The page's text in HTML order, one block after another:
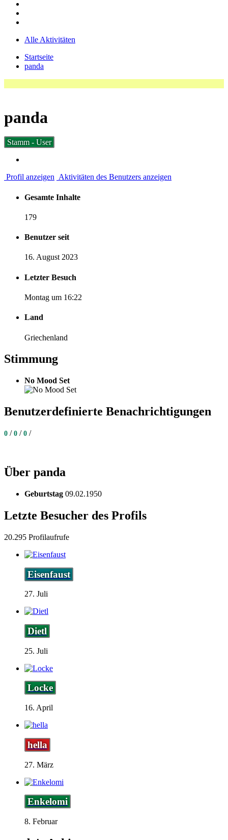
Alle Aktivitäten
Startseite
panda
panda
Stamm - User
Profil anzeigen Aktivitäten des Benutzers anzeigen
Gesamte Inhalte
179
Benutzer seit
16. August 2023
Letzter Besuch
Montag um 16:22
Land
Griechenland
Stimmung
No Mood Set
Benutzerdefinierte Benachrichtigungen
0 / 0 / 0 /
Über panda
Geburtstag 09.02.1950
Letzte Besucher des Profils
20.295 Profilaufrufe
Eisenfaust
27. Juli
Dietl
25. Juli
Locke
16. April
hella
27. März
Enkelomi
8. Februar